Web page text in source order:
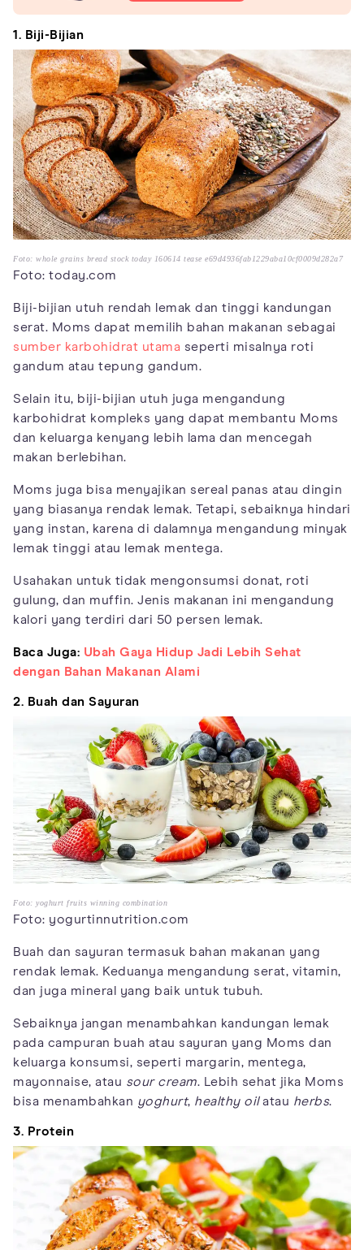
1. Biji-Bijian
Foto: whole grains bread stock today 160614 tease e69d4936fab1229aba10cf0009d282a7
Foto: today.com
Biji-bijian utuh rendah lemak dan tinggi kandungan
serat. Moms dapat memilih bahan makanan sebagai
sumber karbohidrat utama seperti misalnya roti
gandum atau tepung gandum.
Selain itu, biji-bijian utuh juga mengandung
karbohidrat kompleks yang dapat membantu Moms
dan keluarga kenyang lebih lama dan mencegah
makan berlebihan.
Moms juga bisa menyajikan sereal panas atau dingin
yang biasanya rendak lemak. Tetapi, sebaiknya hindari
yang instan, karena di dalamnya mengandung minyak
lemak tinggi atau lemak mentega.
Usahakan untuk tidak mengonsumsi donat, roti
gulung, dan muffin. Jenis makanan ini mengandung
kalori yang terdiri dari 50 persen lemak.
Baca Juga: Ubah Gaya Hidup Jadi Lebih Sehat
dengan Bahan Makanan Alami
2. Buah dan Sayuran
Foto: yoghurt fruits winning combination
Foto: yogurtinnutrition.com
Buah dan sayuran termasuk bahan makanan yang
rendak lemak. Keduanya mengandung serat, vitamin,
dan juga mineral yang baik untuk tubuh.
Sebaiknya jangan menambahkan kandungan lemak
pada campuran buah atau sayuran yang Moms dan
keluarga konsumsi, seperti margarin, mentega,
mayonnaise, atau sour cream. Lebih sehat jika Moms
bisa menambahkan yoghurt, healthy oilatau herbs.
3. Protein